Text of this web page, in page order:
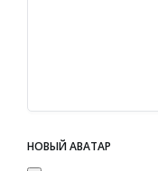
НОВЫЙ АВАТАР